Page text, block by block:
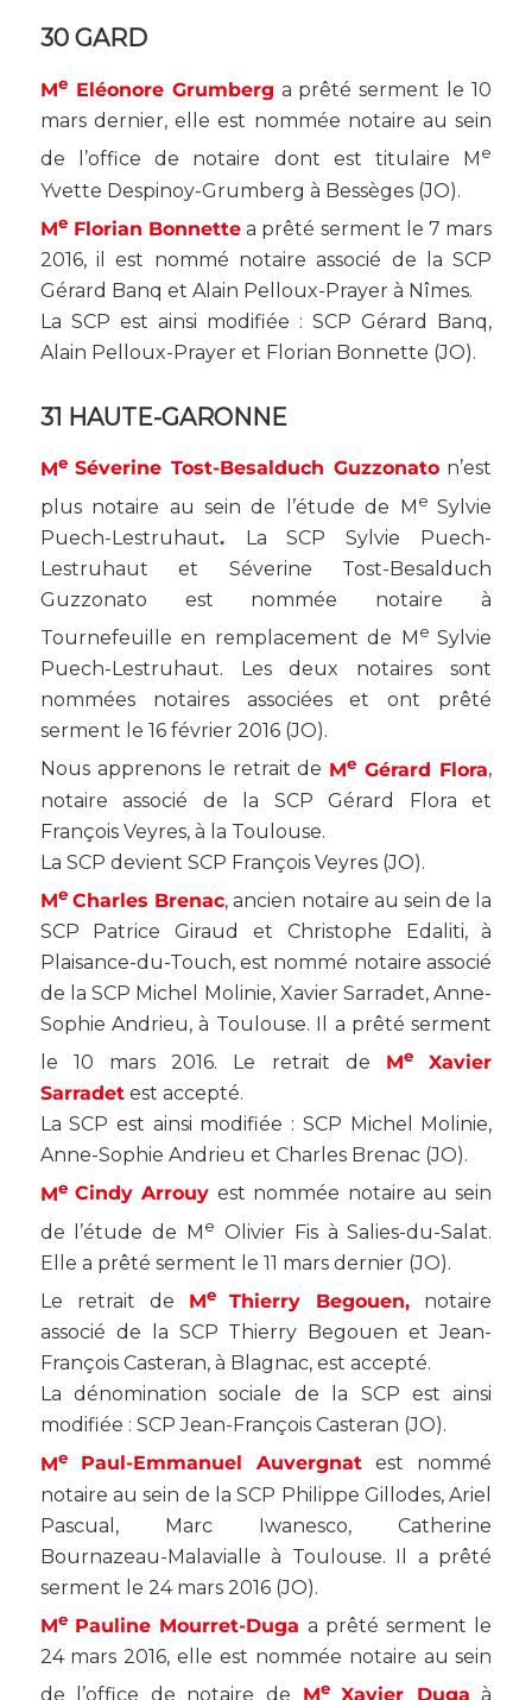
30 GARD
MeEléonore Grumberg a prêté serment le 10
mars dernier, elle est nommée notaire au sein
de l’office de notaire dont est titulaire M e
Yvette Despinoy-Grumberg à Bessèges (JO).
MeFlorian Bonnette a prêté serment le 7 mars
2016, il est nommé notaire associé de la SCP
Gérard Banq et Alain Pelloux-Prayer à Nîmes.
La SCP est ainsi modifiée : SCP Gérard Banq,
Alain Pelloux-Prayer et Florian Bonnette (JO).
31 HAUTE-GARONNE
Me Séverine Tost-Besalduch Guzzonaton’est
plus notaire au sein de l’étude de MeSylvie
Puech-Lestruhaut. La SCP Sylvie Puech-
Lestruhaut et Séverine Tost-Besalduch
Guzzonato est nommée notaire à
Tournefeuille en remplacement de M eSylvie
Puech-Lestruhaut. Les deux notaires sont
nommées notaires associées et ont prêté
serment le 16 février 2016 (JO).
Nous apprenons le retrait de Me Gérard Flora,
notaire associé de la SCP Gérard Flora et
François Veyres, à la Toulouse.
La SCP devient SCP François Veyres (JO).
Me Charles Brenac, ancien notaire au sein de la
SCP Patrice Giraud et Christophe Edaliti, à
Plaisance-du-Touch, est nommé notaire associé
de la SCP Michel Molinie, Xavier Sarradet, Anne-
Sophie Andrieu, à Toulouse. Il a prêté serment
le 10 mars 2016. Le retrait de Me
Xavier
Sarradetest accepté.
La SCP est ainsi modifiée : SCP Michel Molinie,
Anne-Sophie Andrieu et Charles Brenac (JO).
Me Cindy Arrouy est nommée notaire au sein
de l’étude de Me Olivier Fis à Salies-du-Salat.
Elle a prêté serment le 11 mars dernier (JO).
Le retrait de Me Thierry Begouen, notaire
associé de la SCP Thierry Begouen et Jean-
François Casteran, à Blagnac, est accepté.
La dénomination sociale de la SCP est ainsi
modifiée : SCP Jean-François Casteran (JO).
Me Paul-Emmanuel Auvergnat est nommé
notaire au sein de la SCP Philippe Gillodes, Ariel
Pascual, Marc Iwanesco, Catherine
Bournazeau-Malavialle à Toulouse. Il a prêté
serment le 24 mars 2016 (JO).
Me Pauline Mourret-Duga a prêté serment le
24 mars 2016, elle est nommée notaire au sein
de l’office de notaire de Me Xavier Duga à